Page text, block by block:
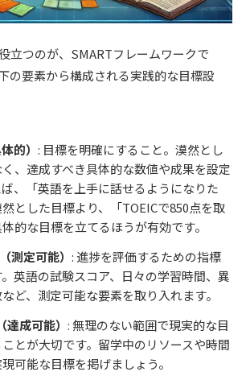
立つのが、SMARTフレームワークで
の要素から構成される実践的な目標設
的） : 目標を明確にすること。漠然とし
、達成すべき具体的な数値や成果を設定
、「英語を上手に話せるようになりた
とした目標より、「TOEICで850点を取
的な目標を立てるほうが有効です。
測定可能） : 進捗を評価するための指標
英語の試験スコア、日々の学習時間、異
ど、測定可能な要素を取り入れます。
成可能） : 無理のない範囲で現実的な目
とが大切です。留学中のリソースや時間
可能な目標を掲げましょう。